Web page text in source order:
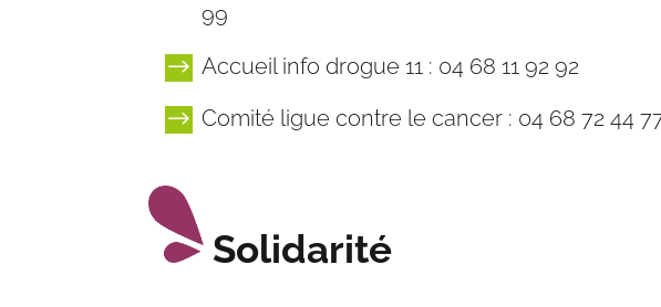
99
$ Accueil info drogue 11 : 04 68 11 92 92
$ Comité ligue contre le cancer : 04 68 72 44
Solidarité